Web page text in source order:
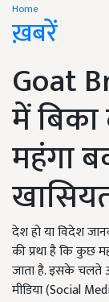
Home
ख़बरें
Goat
में
महंगा
देश हो या विदेश
की प्रथा है कि कुछ
जाता है. इसके चलते
मीडिया (Social